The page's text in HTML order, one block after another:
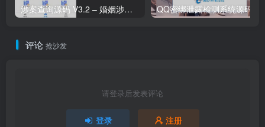
涉案查询源码 V3.2 – 婚姻涉诉多接口查询系统
评论 抢沙发
请登录后发表评论
登录 注册